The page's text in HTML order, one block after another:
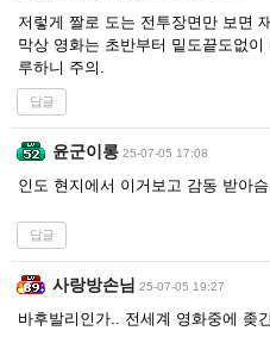
저렇게 짤로 도는 전투장면만 보면
막상 영화는 초반부터 밑도끝도없
루하니 주의.
답글
윤군이롱 25-07-05 17:08
인도 현지에서 이거보고 감동 받아
답글
사랑방손님 25-07-05 19:27
바후발리인가.. 전세계 영화중에 좆